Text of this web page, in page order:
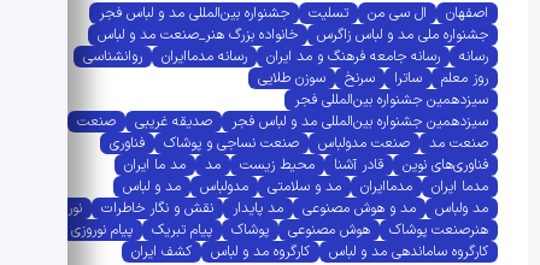
اصفهان ال سی من تسلیت
جشنواره بین‌المللی مد و لباس فجر
جشنواره ملی مد و لباس زاگرس
خانواده بزرگ هنر_صنعت مد و لباس
رسانه
رسانه جامعه فرهنگ و مد ایران رسانه مدماایران
روانشناسی
روز معلم
ساترا سرنخ
سوزن طلایی
سیزدهمین جشنواره بین‌المللی فجر
سیزدهمین جشنواره بین‌المللی مد و لباس فجر
صدیقه غریبی
صنعت
صنعت مد
صنعت مدولباس صنعت نساجی و پوشاک
فناوری
فناوری‌های نوین
قادر آشنا محیط زیست مد
مد ما ایران
مدما ایران
مدماایران مد و سلامتی مدولباس
مد و لباس
مد ولباس
مد و هوش مصنوعی مد پایدار نقش و نگار خاطرات
نوروز
هنرصنعت پوشاک
هوش مصنوعی پوشاک پیام تبریک
پیام نوروزی
کارگروه ساماندهی مد و لباس
کارگروه مد و لباس کشف ایران